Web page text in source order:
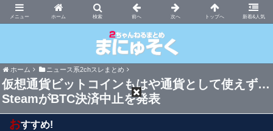
ホーム 新着&人気
まにゅそく 2chまとめニュース速報VIP
ホーム ニュース系2chスレまとめ
仮想通貨ビットコインもはや通貨として使えず…
SteamがBTC決済中止を発表
おすすめ!